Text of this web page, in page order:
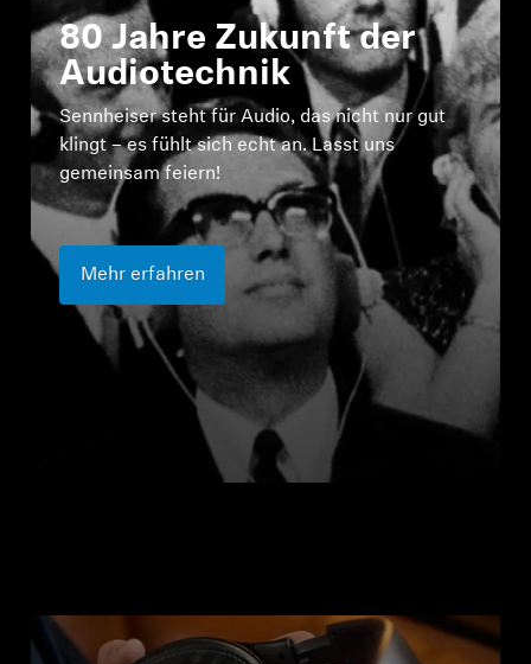
80 Jahre Zukunft der
Audiotechnik
Sennheiser steht für Audio, das nicht nur gut
klingt – es fühlt sich echt an. Lasst uns
gemeinsam feiern!
Mehr erfahren